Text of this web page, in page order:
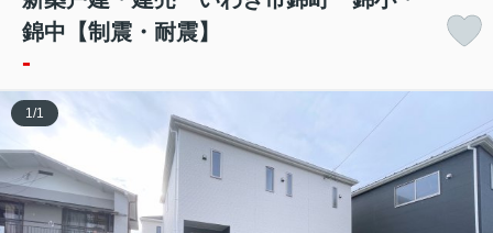
錦中【制震・耐震】
-
1/1